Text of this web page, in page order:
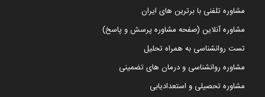
مشاوره تلفنی با برترین های ایران
مشاوره آنلاین (صفحه مشاوره پرسش و پاسخ)
تست روانشناسی به همراه تحلیل
مشاوره روانشناسی و درمان های تضمینی
مشاوره تحصیلی و استعدادیابی